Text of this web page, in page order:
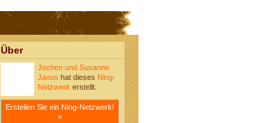
Über
Jochen und Susanne
Janus hat dieses Ning-
Netzwerk erstellt.
Erstellen Sie ein Ning-Netzwerk!
»